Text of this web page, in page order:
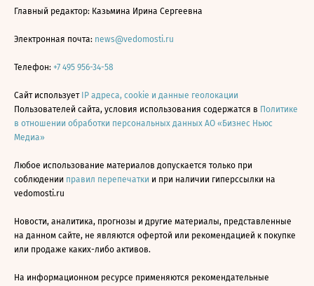
Главный редактор: Казьмина Ирина Сергеевна
Электронная почта: news@vedomosti.ru
Телефон: +7 495 956-34-58
Сайт использует IP адреса, cookie и данные геолокации
Пользователей сайта, условия использования содержатся в Политике
в отношении обработки персональных данных АО «Бизнес Ньюс
Медиа»
Любое использование материалов допускается только при
соблюдении правил перепечатки и при наличии гиперссылки на
vedomosti.ru
Новости, аналитика, прогнозы и другие материалы, представленные
на данном сайте, не являются офертой или рекомендацией к покупке
или продаже каких-либо активов.
На информационном ресурсе применяются рекомендательные